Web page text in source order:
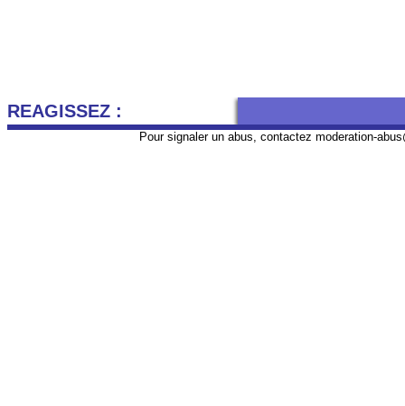
REAGISSEZ :
Pour signaler un abus, contactez moderation-